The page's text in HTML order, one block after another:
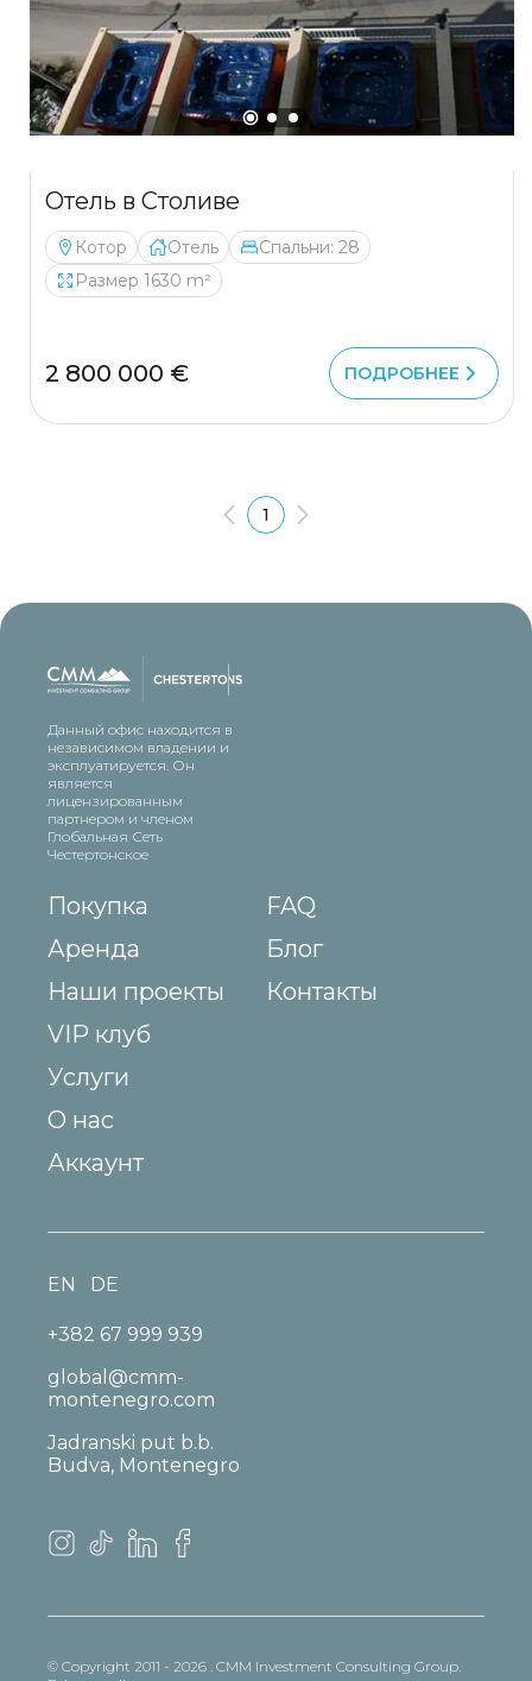
Отель в Столиве
Котор Отель
Спальни: 28
Размер 1630 m²
2 800 000 € ПОДРОБНЕЕ
1
Данный офис находится в
независимом владении и
эксплуатируется. Он
является
лицензированным
партнером и членом
Глобальная Сеть
Честертонское
Покупка
Аренда
Наши проекты
VIP клуб
Услуги
О нас
FAQ
Блог
Контакты
Аккаунт
+382 67 999 939
global@cmm-
montenegro.com
Jadranski put b.b.
Budva, Montenegro
EN DE
© Copyright 2011 - 2026 . CMM Investment Consulting Group.